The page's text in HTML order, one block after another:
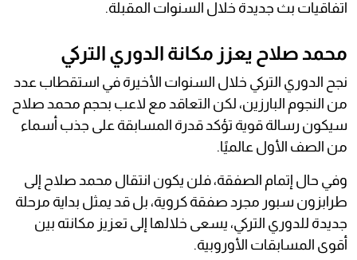
اتفاقيات بث جديدة خلال السنوات المقبلة.
محمد صلاح يعزز مكانة الدوري التركي
نجح الدوري التركي خلال السنوات الأخيرة في استقطاب عدد
من النجوم البارزين، لكن التعاقد مع لاعب بحجم محمد صلاح
سيكون رسالة قوية تؤكد قدرة المسابقة على جذب أسماء
من الصف الأول عالميًا.
وفي حال إتمام الصفقة، فلن يكون انتقال محمد صلاح إلى
طرابزون سبور مجرد صفقة كروية، بل قد يمثل بداية مرحلة
جديدة للدوري التركي، يسعى خلالها إلى تعزيز مكانته بين
أقوى المسابقات الأوروبية.